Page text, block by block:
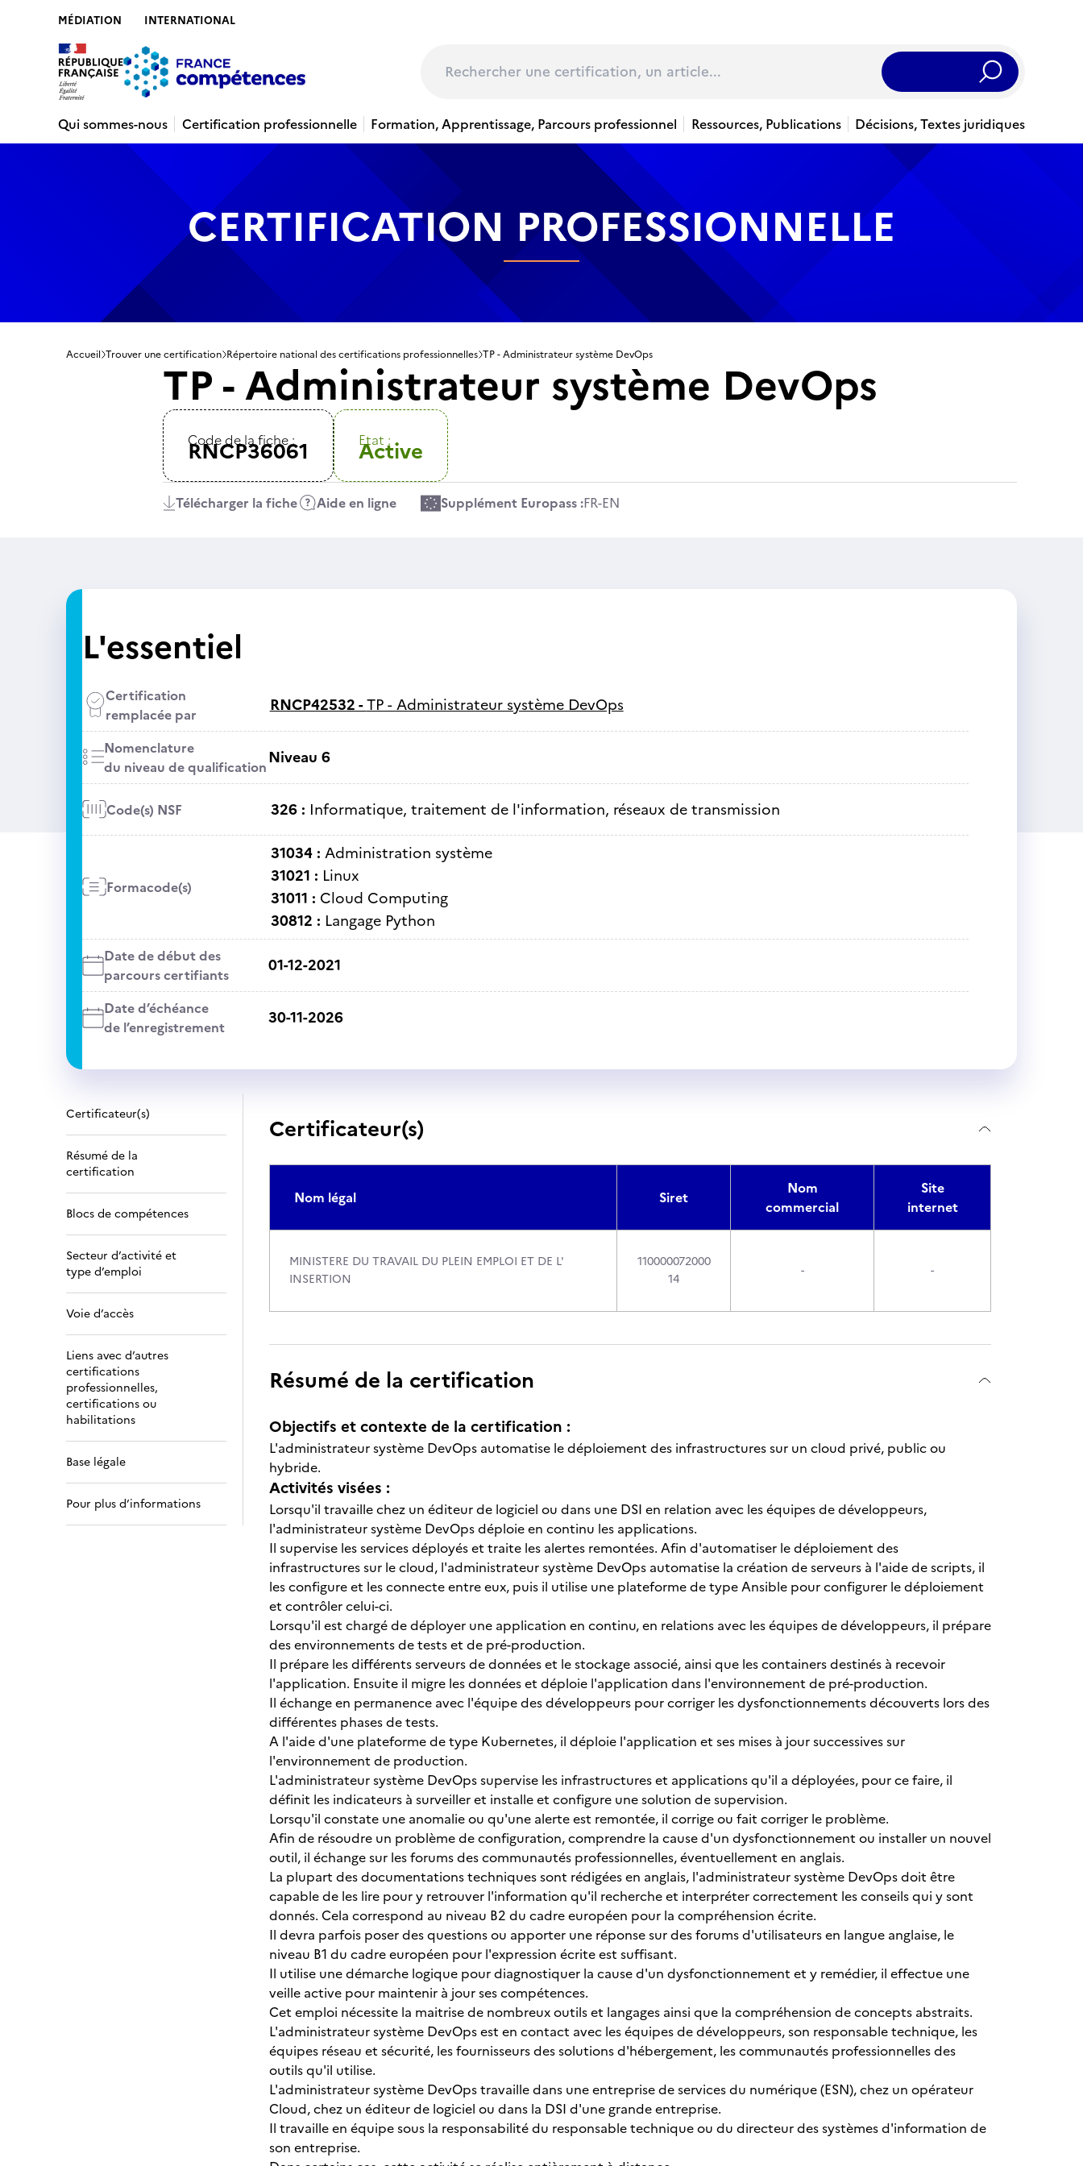
MÉDIATION INTERNATIONAL
Rechercher
Qui sommes-nous
Certification professionnelle Formation, Apprentissage, Parcours professionnel Ressources, Publications Décisions, Textes juridiques
CERTIFICATION PROFESSIONNELLE
Accueil Trouver une certification Répertoire national des certifications professionnelles TP - Administrateur système DevOps
TP - Administrateur système DevOps
Code de la fiche :
RNCP36061 Etat :
Active
Télécharger la fiche Aide en ligne Supplément Europass :FR-EN
L'essentiel
Certification
remplacée par
RNCP42532 -TP - Administrateur système DevOps
Nomenclature
du niveau de qualificationNiveau 6
Code(s) NSF 326 : Informatique, traitement de l'information, réseaux de transmission
Formacode(s)
31034 : Administration système
31021 : Linux
31011 : Cloud Computing
30812 : Langage Python
Date de début des
parcours certifiants
01-12-2021
Date d’échéance
de l’enregistrement
30-11-2026
Certificateur(s)
Résumé de la
certification
Blocs de compétences
Secteur d’activité et
type d’emploi
Voie d’accès
Liens avec d’autres
certifications
professionnelles,
certifications ou
habilitations
Base légale
Pour plus d’informations
Certificateur(s)
Nom légal Siret
Nom
commercial
Site
internet
MINISTERE DU TRAVAIL DU PLEIN EMPLOI ET DE L'
INSERTION
110000072000
14
- -
Résumé de la certification
Objectifs et contexte de la certification :
L'administrateur système DevOps automatise le déploiement des infrastructures sur un cloud privé, public ou
hybride.
Activités visées :
Lorsqu'il travaille chez un éditeur de logiciel ou dans une DSI en relation avec les équipes de développeurs,
l'administrateur système DevOps déploie en continu les applications.
Il supervise les services déployés et traite les alertes remontées. Afin d'automatiser le déploiement des
infrastructures sur le cloud, l'administrateur système DevOps automatise la création de serveurs à l'aide de scripts, il
les configure et les connecte entre eux, puis il utilise une plateforme de type Ansible pour configurer le déploiement
et contrôler celui-ci.
Lorsqu'il est chargé de déployer une application en continu, en relations avec les équipes de développeurs, il prépare
des environnements de tests et de pré-production.
Il prépare les différents serveurs de données et le stockage associé, ainsi que les containers destinés à recevoir
l'application. Ensuite il migre les données et déploie l'application dans l'environnement de pré-production.
Il échange en permanence avec l'équipe des développeurs pour corriger les dysfonctionnements découverts lors des
différentes phases de tests.
A l'aide d'une plateforme de type Kubernetes, il déploie l'application et ses mises à jour successives sur
l'environnement de production.
L'administrateur système DevOps supervise les infrastructures et applications qu'il a déployées, pour ce faire, il
définit les indicateurs à surveiller et installe et configure une solution de supervision.
Lorsqu'il constate une anomalie ou qu'une alerte est remontée, il corrige ou fait corriger le problème.
Afin de résoudre un problème de configuration, comprendre la cause d'un dysfonctionnement ou installer un nouvel
outil, il échange sur les forums des communautés professionnelles, éventuellement en anglais.
La plupart des documentations techniques sont rédigées en anglais, l'administrateur système DevOps doit être
capable de les lire pour y retrouver l'information qu'il recherche et interpréter correctement les conseils qui y sont
donnés. Cela correspond au niveau B2 du cadre européen pour la compréhension écrite.
Il devra parfois poser des questions ou apporter une réponse sur des forums d'utilisateurs en langue anglaise, le
niveau B1 du cadre européen pour l'expression écrite est suffisant.
Il utilise une démarche logique pour diagnostiquer la cause d'un dysfonctionnement et y remédier, il effectue une
veille active pour maintenir à jour ses compétences.
Cet emploi nécessite la maitrise de nombreux outils et langages ainsi que la compréhension de concepts abstraits.
L'administrateur système DevOps est en contact avec les équipes de développeurs, son responsable technique, les
équipes réseau et sécurité, les fournisseurs des solutions d'hébergement, les communautés professionnelles des
outils qu'il utilise.
L'administrateur système DevOps travaille dans une entreprise de services du numérique (ESN), chez un opérateur
Cloud, chez un éditeur de logiciel ou dans la DSI d'une grande entreprise.
Il travaille en équipe sous la responsabilité du responsable technique ou du directeur des systèmes d'information de
son entreprise.